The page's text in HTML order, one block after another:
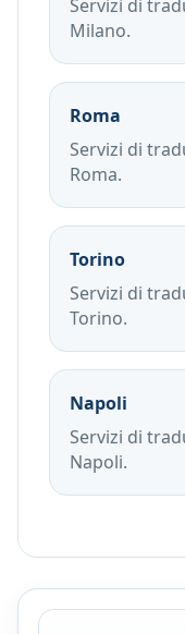
Servizi di
Milano.
Roma
Servizi di
Roma.
Torino
Servizi di
Torino.
Napoli
Servizi di
Napoli.